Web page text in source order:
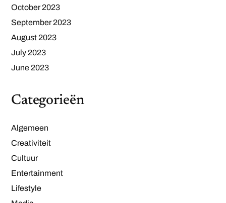
October 2023
September 2023
August 2023
July 2023
June 2023
Categorieën
Algemeen
Creativiteit
Cultuur
Entertainment
Lifestyle